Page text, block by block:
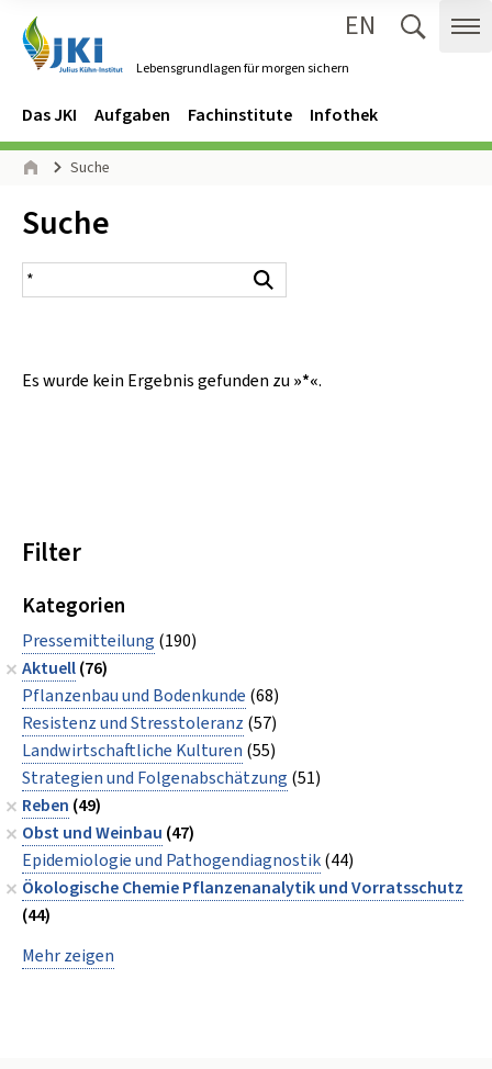
Lebensgrundlagen für morgen sichern
EN
Navigation
Hauptmenü
Das JKI Aufgaben Fachinstitute Infothek
Seitenpfad
Suche
Inhalt:
Suche
Suchergebnis
Es wurde kein Ergebnis gefunden zu »*«.
Filter
Kategorien
Pressemitteilung (190)
Aktuell(76)
Pflanzenbau und Bodenkunde (68)
Resistenz und Stresstoleranz (57)
Landwirtschaftliche Kulturen (55)
Strategien und Folgenabschätzung (51)
Reben (49)
Obst und Weinbau (47)
Epidemiologie und Pathogendiagnostik(44)
Ökologische Chemie Pflanzenanalytik und Vorratsschutz
(44)
Mehr zeigen